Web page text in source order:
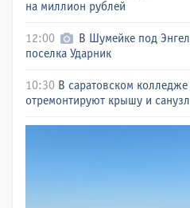
на миллион рублей
12:00
В Шумейке под
поселка Ударник
10:30 В саратовском
отремонтируют крышу и